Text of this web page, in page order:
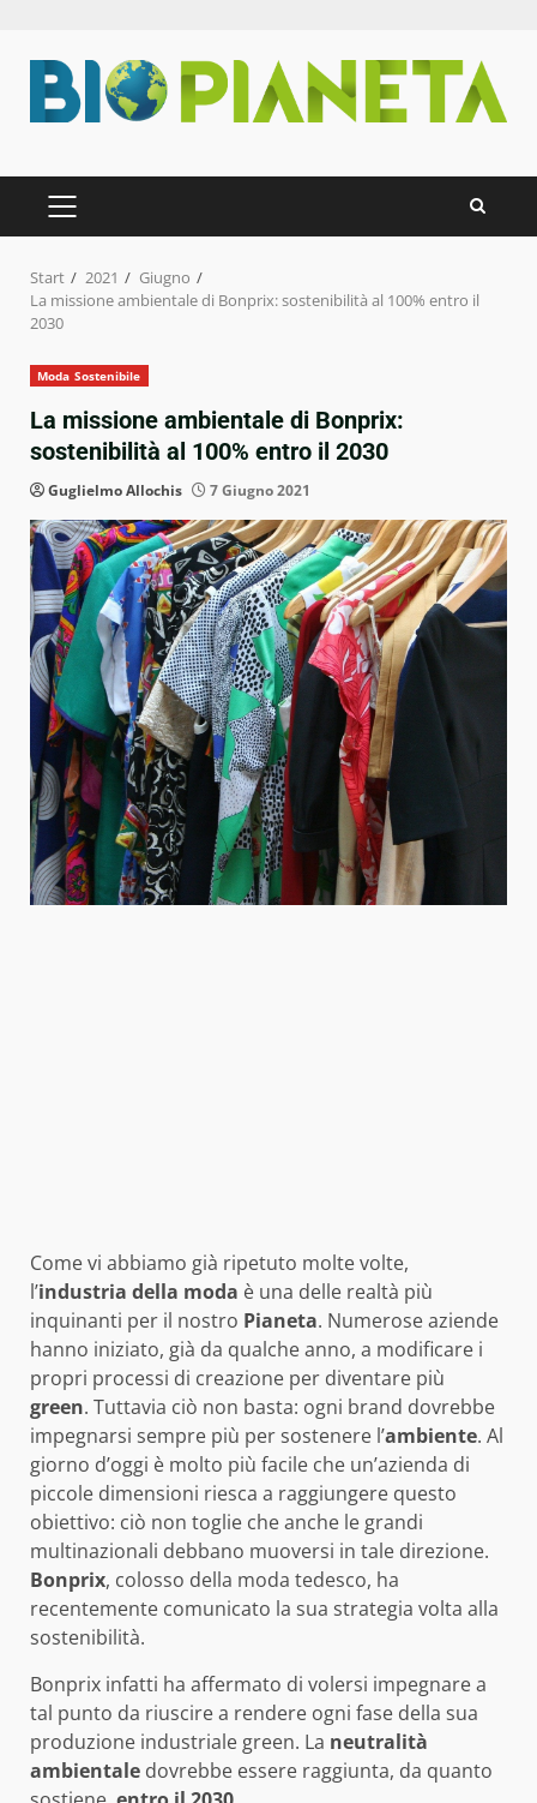
Inhalt
springen
PRIMÄRES
MENÜ
Start 2021
Giugno
La missione ambientale di Bonprix: sostenibilità al 100% entro il
2030
Moda Sostenibile
La missione ambientale di Bonprix:
sostenibilità al 100% entro il 2030
Guglielmo Allochis 7 Giugno 2021
Come vi abbiamo già ripetuto molte volte,
l’industria della moda è una delle realtà più
inquinanti per il nostro Pianeta. Numerose aziende
hanno iniziato, già da qualche anno, a modificare i
propri processi di creazione per diventare più
green. Tuttavia ciò non basta: ogni brand dovrebbe
impegnarsi sempre più per sostenere l’ambiente. Al
giorno d’oggi è molto più facile che un’azienda di
piccole dimensioni riesca a raggiungere questo
obiettivo: ciò non toglie che anche le grandi
multinazionali debbano muoversi in tale direzione.
Bonprix, colosso della moda tedesco, ha
recentemente comunicato la sua strategia volta alla
sostenibilità.
Bonprix infatti ha affermato di volersi impegnare a
tal punto da riuscire a rendere ogni fase della sua
produzione industriale green. La neutralità
ambientale dovrebbe essere raggiunta, da quanto